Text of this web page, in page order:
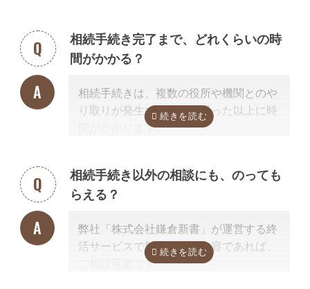
ル・郵便などを使って進捗状況などの連
絡を取り合う形になります。
ば大丈夫ですので、ご安心ください。
相続手続き完了まで、どれくらいの時
間がかかる？
相続手続きは、複数の役所や機関とのや
り取りが発生するため、思った以上に時
間がかかります。
り、専門家が効率よく進めたとしても一
般的には全部で約3-4カ月かかると言わ
これに相続税申告が加わると、相談発生
後10カ月以内に申告しなければならない
ため、早めの動き出しが肝心です。
相続手続き以外の相談にも、のっても
らえる？
弊社「株式会社鎌倉新書」が運営する終
活サービスで対応可能な内容であれば、
ご相談可能です。